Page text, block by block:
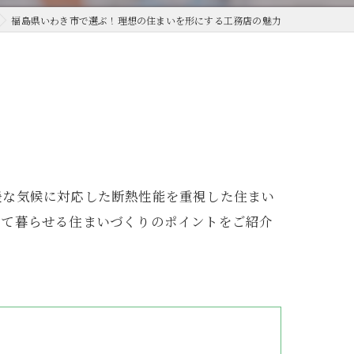
福島県いわき市で選ぶ！理想の住まいを形にする工務店の魅力
気候に対応した断熱性能を重視した住まい
暮らせる住まいづくりのポイントをご紹介